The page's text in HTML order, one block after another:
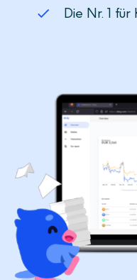
Die Nr. 1